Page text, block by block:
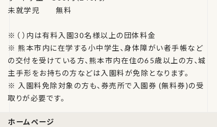
未就学児 無料
※（ ）内は有料入園30名様以上の団体料金
※ 熊本市内に在学する小中学生、身体障がい者手帳など
の交付を受けている方、熊本市内在住の65歳以上の方、城
主手形をお持ちの方などは入園料が免除となります。
※ 入園料免除対象の方も、券売所で入園券 (無料券)の受
取りが必要です。
ホームページ